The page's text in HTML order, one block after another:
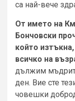
са най-вече
От името на
Бончовски
който
всичко на
дължим
ден. Вие сте
човешки